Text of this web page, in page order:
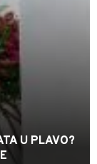
U PLAVO?